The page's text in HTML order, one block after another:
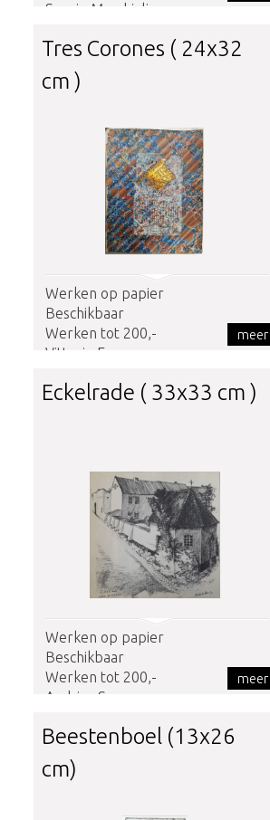
Sergio Macchioli
Tres Corones ( 24x32
cm )
Werken op papier
Beschikbaar
Werken tot 200,-
Vittorio Fava
meer
Eckelrade ( 33x33 cm )
Werken op papier
Beschikbaar
Werken tot 200,-
Andries Soer
meer
Beestenboel (13x26
cm)